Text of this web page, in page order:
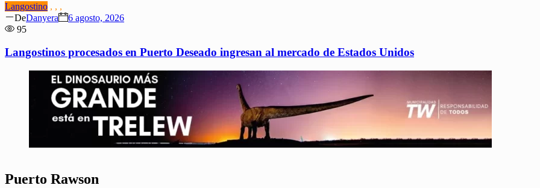
Langostino , , ,
DeAuthor
Danyera
Posted
6 agosto, 2026
95
Langostinos procesados en Puerto Deseado ingresan al mercado de Estados Unidos
Puerto Rawson